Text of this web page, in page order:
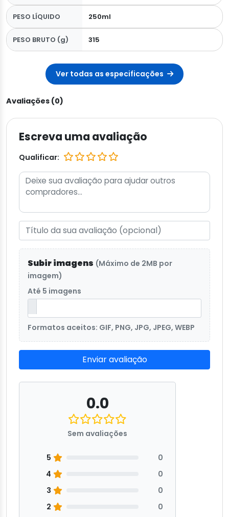
PESO LÍQUIDO 250ml
PESO BRUTO (g) 315
Ver todas as especificações
Avaliações (0)
Escreva uma avaliação
Qualificar:
Subir imagens (Máximo de 2MB por
imagem)
Até 5 imagens
Formatos aceitos: GIF, PNG, JPG, JPEG, WEBP
Enviar avaliação
0.0
Sem avaliações
5
0
4
0
3
0
2
0